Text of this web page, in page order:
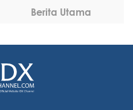
Berita Utama